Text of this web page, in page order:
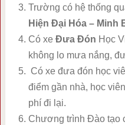
Trường có hệ thống
Hiện Đại Hóa – Minh
Có xe Đưa Đón Học
không lo mưa nắng,
Có xe đưa đón học
điểm gần nhà, học
phí đi lại.
Chương trình Đào tạo